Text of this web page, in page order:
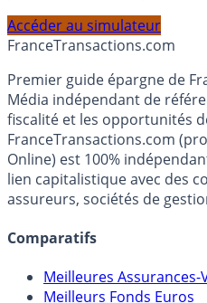
PEA, Assurance Vie et
profil et horizon de placement.
FranceTransactions.com
Premier guide épargne de
Média indépendant de
fiscalité et les opportunités
FranceTransactions.com
Online) est 100%
lien capitalistique avec des
assureurs, sociétés de
Comparatifs